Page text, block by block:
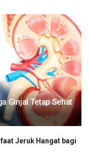
Ginjal Tetap Sehat
Jeruk Hangat bagi